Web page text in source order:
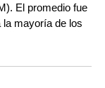
El promedio fue
la mayoría de los